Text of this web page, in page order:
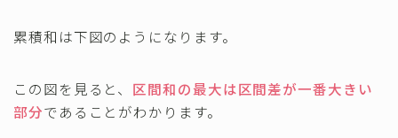
累積和は下図のようになります。
この図を見ると、 区間和の最大は区間差が一番大きい
部分であることがわかります。